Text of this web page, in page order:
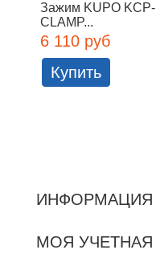
Зажим KUPO KCP-
CLAMP...
6 110 руб
Купить
ИНФОРМАЦИЯ
МОЯ УЧЕТНАЯ